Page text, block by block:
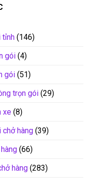
tỉnh (146)
gói (4)
gói (51)
trọn gói (29)
xe (8)
chở hàng (39)
(66)
hàng (283)